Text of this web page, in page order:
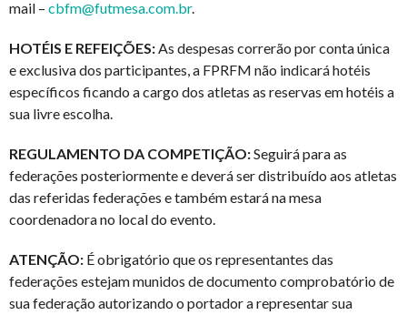
mail – cbfm@futmesa.com.br.
HOTÉIS E REFEIÇÕES:As despesas correrão por conta única
e exclusiva dos participantes, a FPRFM não indicará hotéis
específicos ficando a cargo dos atletas as reservas em hotéis a
sua livre escolha.
REGULAMENTO DA COMPETIÇÃO:Seguirá para as
federações posteriormente e deverá ser distribuído aos atletas
das referidas federações e também estará na mesa
coordenadora no local do evento.
ATENÇÃO: É obrigatório que os representantes das
federações estejam munidos de documento comprobatório de
sua federação autorizando o portador a representar sua